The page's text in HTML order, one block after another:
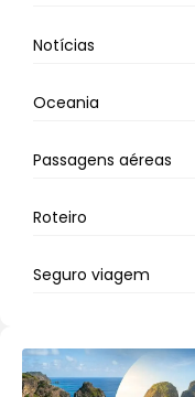
Notícias
Oceania
Passagens aéreas
Roteiro
Seguro viagem